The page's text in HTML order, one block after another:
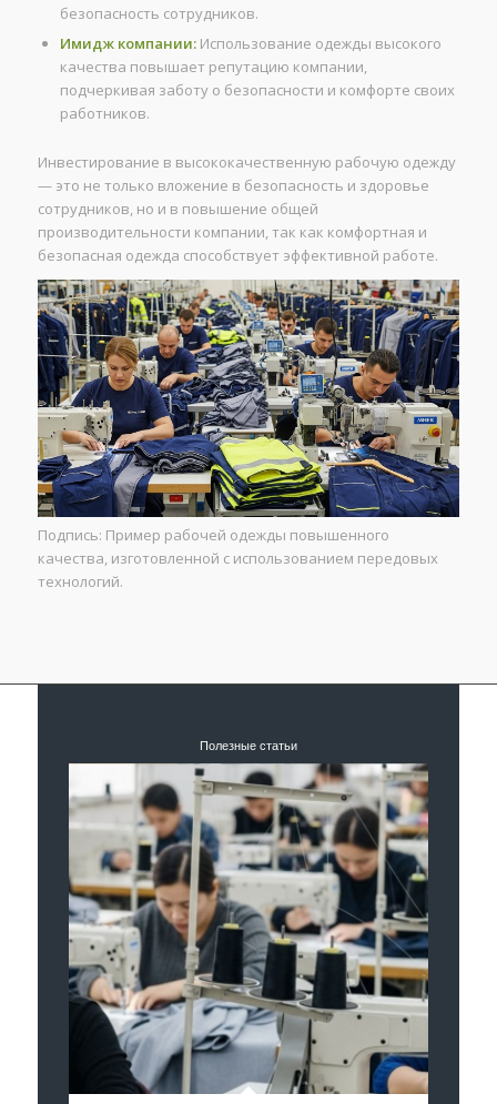
безопасность сотрудников.
Имидж компании:Использование одежды высокого
качества повышает репутацию компании,
подчеркивая заботу о безопасности и комфорте своих
работников.
Инвестирование в высококачественную рабочую одежду
— это не только вложение в безопасность и здоровье
сотрудников, но и в повышение общей
производительности компании, так как комфортная и
безопасная одежда способствует эффективной работе.
Подпись: Пример рабочей одежды повышенного
качества, изготовленной с использованием передовых
технологий.
Полезные статьи